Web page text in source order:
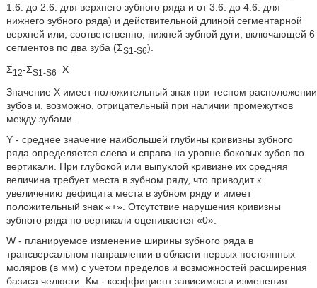
1.6. до 2.6. для верхнего зубного ряда и от 3.6. до 4.6. для
нижнего зубного ряда) и действительной длиной сегментарной
верхней или, соответственно, нижней зубной дуги, включающей 6
сегментов по два зуба (ΣS1-S6).
Σ12-ΣS1-S6=X
Значение X имеет положительный знак при тесном расположении
зубов и, возможно, отрицательный при наличии промежутков
между зубами.
Y - среднее значение наибольшей глубины кривизны зубного
ряда определяется слева и справа на уровне боковых зубов по
вертикали. При глубокой или выпуклой кривизне их средняя
величина требует места в зубном ряду, что приводит к
увеличению дефицита места в зубном ряду и имеет
положительный знак «+». Отсутствие нарушения кривизны
зубного ряда по вертикали оценивается «0».
W - планируемое изменение ширины зубного ряда в
трансверсальном направлении в области первых постоянных
моляров (в мм) с учетом пределов и возможностей расширения
базиса челюсти. Км - коэффициент зависимости изменения